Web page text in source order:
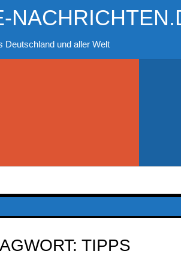
Deutschland und aller Welt
TIPPS